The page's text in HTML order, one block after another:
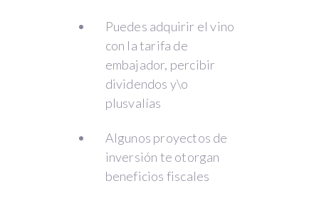
Puedes adquirir el vino
con la tarifa de
embajador, percibir
dividendos y\o
plusvalías
Algunos proyectos de
inversión te otorgan
beneficios fiscales